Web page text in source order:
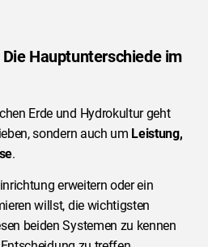
Hauptunterschiede im
Erde und Hydrokultur geht
sondern auch um Leistung,
.
erweitern oder ein
willst, die wichtigsten
beiden Systemen zu kennen